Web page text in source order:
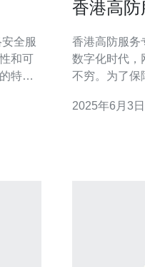
和可
特点
攻
香港高
香港高防服务
数字化时代，
不穷。为了保
的服务为用户提供
2025年6月3日